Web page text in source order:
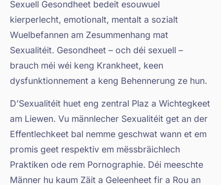
Sexuell Gesondheet bedeit esouwuel
kierperlecht, emotionalt, mentalt a sozialt
Wuelbefannen am Zesummenhang mat
Sexualitéit. Gesondheet – och déi sexuell –
brauch méi wéi keng Krankheet, keen
dysfunktionnement a keng Behennerung ze hun.
D’Sexualitéit huet eng zentral Plaz a Wichtegkeet
am Liewen. Vu männlecher Sexualitéit get an der
Effentlechkeet bal nemme geschwat wann et em
promis geet respektiv em mëssbräichlech
Praktiken ode rem Pornographie. Déi meeschte
Männer hu kaum Zäit a Geleenheet fir a Rou an